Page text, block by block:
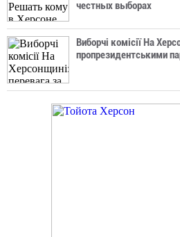
честных выборах
Виборчі комісії На
пропрезидентськими